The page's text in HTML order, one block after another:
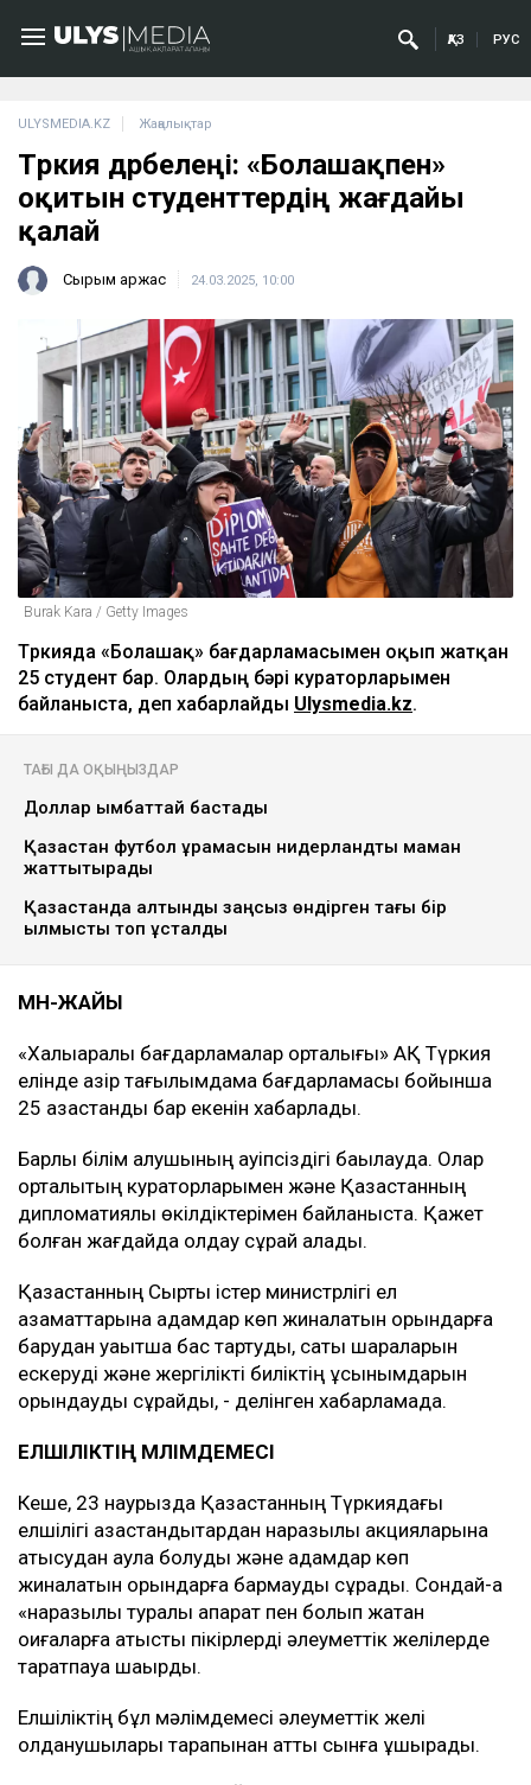
ҚАЗ РУС
ULYSMEDIA.KZ Жаңалықтар
Түркия дүрбелеңі: «Болашақпен»
оқитын студенттердің жағдайы
қалай
Сырым Қаржас 24.03.2025, 10:00
Burak Kara / Getty Images
Түркияда «Болашақ» бағдарламасымен оқып жатқан
25 студент бар. Олардың бәрі кураторларымен
байланыста, деп хабарлайды Ulysmedia.kz.
ТАҒЫ ДА ОҚЫҢЫЗДАР
Доллар қымбаттай бастады
Қазақстан футбол құрамасын нидерландтық маман
жаттықтырады
Қазақстанда алтынды заңсыз өндірген тағы бір
қылмыстық топ ұсталды
МӘН-ЖАЙЫ
«Халықаралық бағдарламалар орталығы» АҚ Түркия
елінде қазір тағылымдама бағдарламасы бойынша
25 қазақстандық бар екенін хабарлады.
Барлық білім алушының қауіпсіздігі бақылауда. Олар
орталықтың кураторларымен және Қазақстанның
дипломатиялық өкілдіктерімен байланыста. Қажет
болған жағдайда қолдау сұрай алады.
Қазақстанның Сыртқы істер министрлігі ел
азаматтарына адамдар көп жиналатын орындарға
барудан уақытша бас тартуды, сақтық шараларын
ескеруді және жергілікті биліктің ұсынымдарын
орындауды сұрайды, - делінген хабарламада.
ЕЛШІЛІКТІҢ МӘЛІМДЕМЕСІ
Кеше, 23 наурызда Қазақстанның Түркиядағы
елшілігі қазақстандықтардан наразылық акцияларына
қатысудан аулақ болуды және адамдар көп
жиналатын орындарға бармауды сұрады. Сондай-ақ
«наразылық туралы ақпарат пен болып жатқан
оқиғаларға қатысты пікірлерді әлеуметтік желілерде
таратпауа шақырды.
Елшіліктің бұл мәлімдемесі әлеуметтік желі
қолданушылары тарапынан қатты сынға ұшырады.